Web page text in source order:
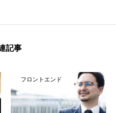
記事
フロントエンド